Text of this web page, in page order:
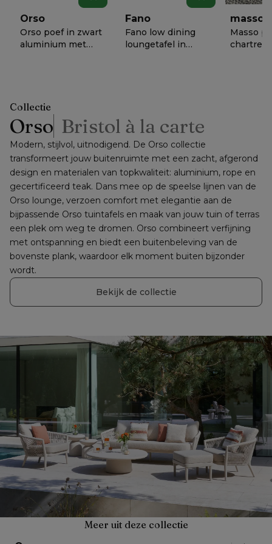
Orso
Orso poef in zwart
aluminium met
Fano
Fano low dining
loungetafel in
masso
Masso
chartres
Collectie
Orso Bristol à la carte
Modern, stijlvol, uitnodigend. De Orso collectie
transformeert jouw buitenruimte met een zacht, afgerond
design en materialen van topkwaliteit: aluminium, rope en
gecertificeerd teak. Dans mee op de speelse lijnen van de
Orso lounge, verzoen comfort met elegantie aan de
bijpassende Orso tuintafels en maak van jouw tuin of terras
een plek om weg te dromen. Orso combineert verfijning
met ontspanning en biedt een buitenbeleving van de
bovenste plank, waardoor elk moment buiten bijzonder
wordt.
Bekijk de collectie
Meer uit deze collectie